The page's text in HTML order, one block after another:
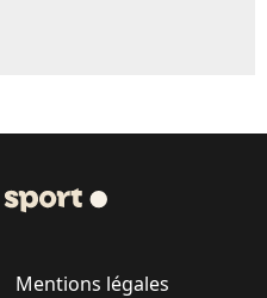
Mentions légales